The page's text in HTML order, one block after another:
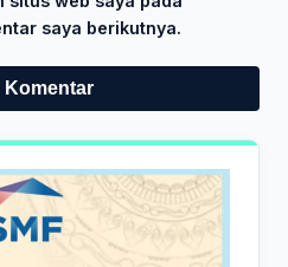
saya berikutnya.